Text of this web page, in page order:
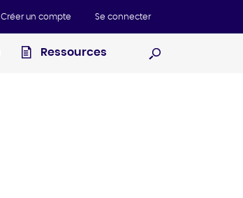
Créer un compte Se connecter
Ressources